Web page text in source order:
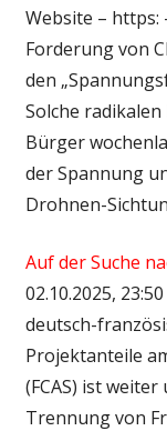
Website – https:
Forderung von
den
Solche
Bürger
der Spannung
Drohnen-
Auf der Suche
02.10.2025,
deutsch-
Projektanteile
(FCAS) ist
Trennung von